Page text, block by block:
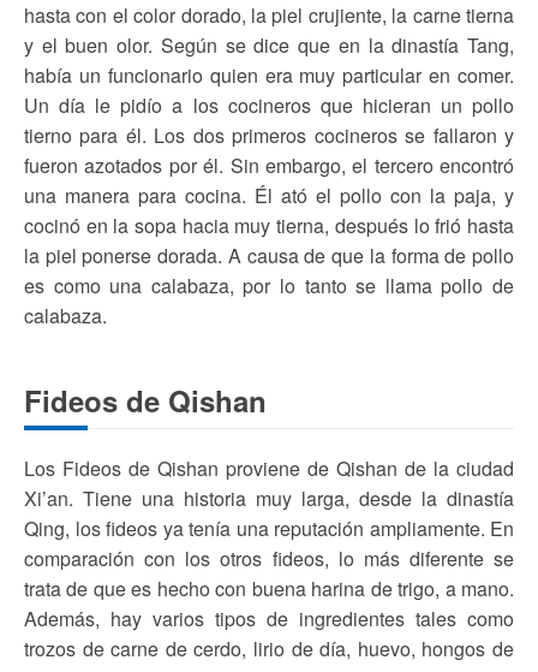
hasta con el color dorado, la piel crujiente, la carne tierna
y el buen olor. Según se dice que en la dinastía Tang,
había un funcionario quien era muy particular en comer.
Un día le pidío a los cocineros que hicieran un pollo
tierno para él. Los dos primeros cocineros se fallaron y
fueron azotados por él. Sin embargo, el tercero encontró
una manera para cocina. Él ató el pollo con la paja, y
cocinó en la sopa hacia muy tierna, después lo frió hasta
la piel ponerse dorada. A causa de que la forma de pollo
es como una calabaza, por lo tanto se llama pollo de
calabaza.
Fideos de Qishan
Los Fideos de Qishan proviene de Qishan de la ciudad
Xi’an. Tiene una historia muy larga, desde la dinastía
Qing, los fideos ya tenía una reputación ampliamente. En
comparación con los otros fideos, lo más diferente se
trata de que es hecho con buena harina de trigo, a mano.
Además, hay varios tipos de ingredientes tales como
trozos de carne de cerdo, lirio de día, huevo, hongos de